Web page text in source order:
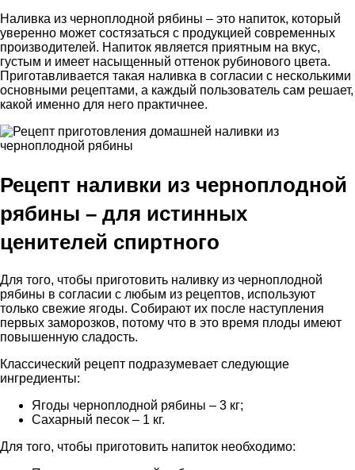
Наливка из черноплодной рябины – это напиток, который
уверенно может состязаться с продукцией современных
производителей. Напиток является приятным на вкус,
густым и имеет насыщенный оттенок рубинового цвета.
Приготавливается такая наливка в согласии с несколькими
основными рецептами, а каждый пользователь сам решает,
какой именно для него практичнее.
Рецепт наливки из черноплодной
рябины – для истинных
ценителей спиртного
Для того, чтобы приготовить наливку из черноплодной
рябины в согласии с любым из рецептов, используют
только свежие ягоды. Собирают их после наступления
первых заморозков, потому что в это время плоды имеют
повышенную сладость.
Классический рецепт подразумевает следующие
ингредиенты:
Ягоды черноплодной рябины – 3 кг;
Сахарный песок – 1 кг.
Для того, чтобы приготовить напиток необходимо: